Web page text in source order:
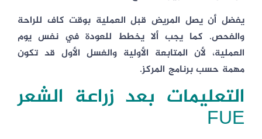
يفضل أن يصل المريض قبل العملية بوقت كاف للراحة
والفحص. كما يجب ألا يخطط للعودة في نفس يوم
العملية، لأن المتابعة الأولية والغسل الأول قد تكون
مهمة حسب برنامج المركز.
التعليمات بعد زراعة الشعر
FUE